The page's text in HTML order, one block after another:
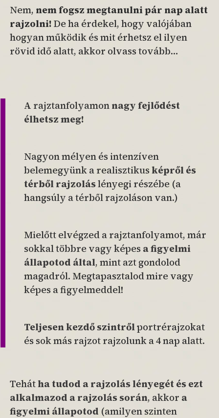
Nem, nem fogsz megtanulni pár nap alatt
rajzolni!De ha érdekel, hogy valójában
hogyan működik és mit érhetsz el ilyen
rövid idő alatt, akkor olvass tovább…
A rajztanfolyamonnagy fejlődést
élhetsz meg!
Nagyon mélyen és intenzíven
belemegyünk a realisztikusképről és
térből rajzoláslényegi részébe (a
hangsúly a térből rajzoláson van.)
Mielőtt elvégzed a rajztanfolyamot, már
sokkal többre vagy képesa figyelmi
állapotod által,mint azt gondolod
magadról. Megtapasztalod mire vagy
képes a figyelmeddel!
Teljesen kezdő szintrőlportrérajzokat
és sok más rajzot rajzolunk a 4 nap alatt.
Tehátha tudod a rajzolás lényegét és ezt
alkalmazod a rajzolás során, akkor a
figyelmi állapotod (amilyen szinten